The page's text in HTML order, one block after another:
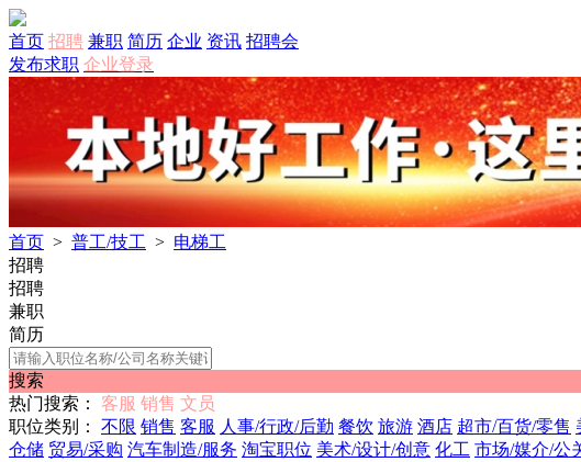
首页 招聘 兼职 简历 企业 资讯 招聘会
发布求职 企业登录
首页 > 普工/技工 > 电梯工
招聘
招聘
兼职
简历
搜索
热门搜索：
客服 销售 文员
职位类别：
不限 销售 客服 人事/行政/后勤 餐饮 旅游 酒店 超市/百货/零售
仓储 贸易/采购 汽车制造/服务 淘宝职位 美术/设计/创意 化工 市场/媒介/公